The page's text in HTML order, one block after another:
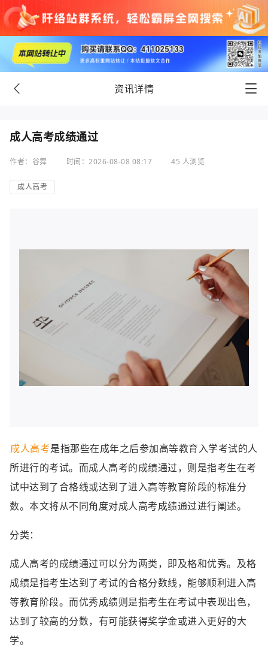
资讯详情
成人高考成绩通过
作者：谷舞 时间：2026-08-08 08:17 45 人浏览
成人高考
成人高考是指那些在成年之后参加高等教育入学考试的人
所进行的考试。而成人高考的成绩通过，则是指考生在考
试中达到了合格线或达到了进入高等教育阶段的标准分
数。本文将从不同角度对成人高考成绩通过进行阐述。
分类：
成人高考的成绩通过可以分为两类，即及格和优秀。及格
成绩是指考生达到了考试的合格分数线，能够顺利进入高
等教育阶段。而优秀成绩则是指考生在考试中表现出色，
达到了较高的分数，有可能获得奖学金或进入更好的大
学。